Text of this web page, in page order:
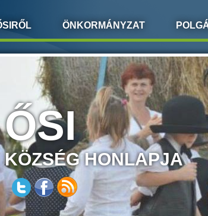
ÖNKORMÁNYZAT
ŐSI
KÖZSÉG HONLAPJA